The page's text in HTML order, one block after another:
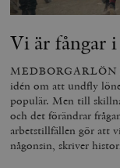
Vi är fångar
MEDBORGARLÖN
idén om att undfly
populär. Men till
och det förändrar
arbetstillfällen gör att
någonsin, skriver